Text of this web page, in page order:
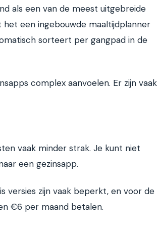
als een van de meest uitgebreide
het een ingebouwde maaltijdplanner
sorteert per gangpad in de
complex aanvoelen. Er zijn vaak
vaak minder strak. Je kunt niet
een gezinsapp.
versies zijn vaak beperkt, en voor de
€6 per maand betalen.